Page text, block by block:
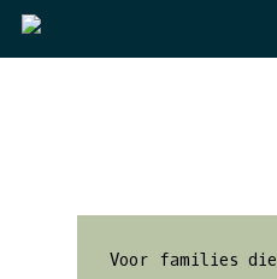
Skip
to
Voor families